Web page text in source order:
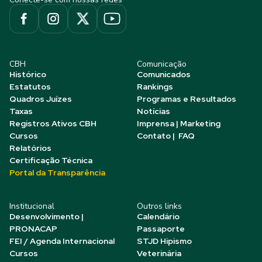
CBH
Histórico
Estatutos
Quadros Juízes
Taxas
Registros Ativos CBH
Cursos
Relatórios
Certificação Técnica
Portal da Transparência
Comunicação
Comunicados
Rankings
Programas e Resultados
Notícias
Imprensa | Marketing
Contato | FAQ
Institucional
Desenvolvimento |
PRONACAP
FEI / Agenda Internacional
Cursos
Outros links
Calendário
Passaporte
STJD Hipismo
Veterinária